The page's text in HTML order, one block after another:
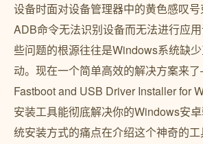
设备时面对设备管理器中的黄色感叹
ADB命令无法识别设备而无法进行应
些问题的根源往往是Windows系统缺
动。现在一个简单高效的解决方案来
Fastboot and USB Driver Installer for
安装工具能彻底解决你的Windows安
统安装方式的痛点在介绍这个神奇的